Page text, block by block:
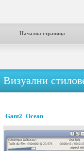
Начална страница
Визуални
Gant2_Ocean